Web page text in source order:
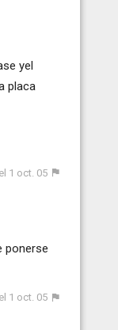
yel
placa
el 1 oct. 05
ponerse
el 1 oct. 05